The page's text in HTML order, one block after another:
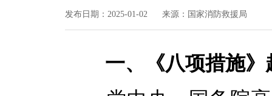
发布日期：2025-01-02 来源：国家消防救援局
一、《八项措施